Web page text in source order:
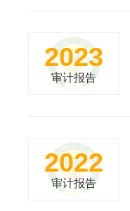
2023
审计报告
2022
审计报告